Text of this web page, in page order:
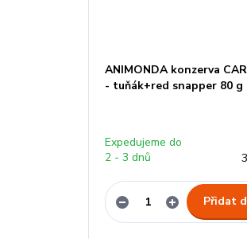
ANIMONDA konzerva
- tuňák+red snapper 80 g
Expedujeme do
2 - 3 dnů
Přidat